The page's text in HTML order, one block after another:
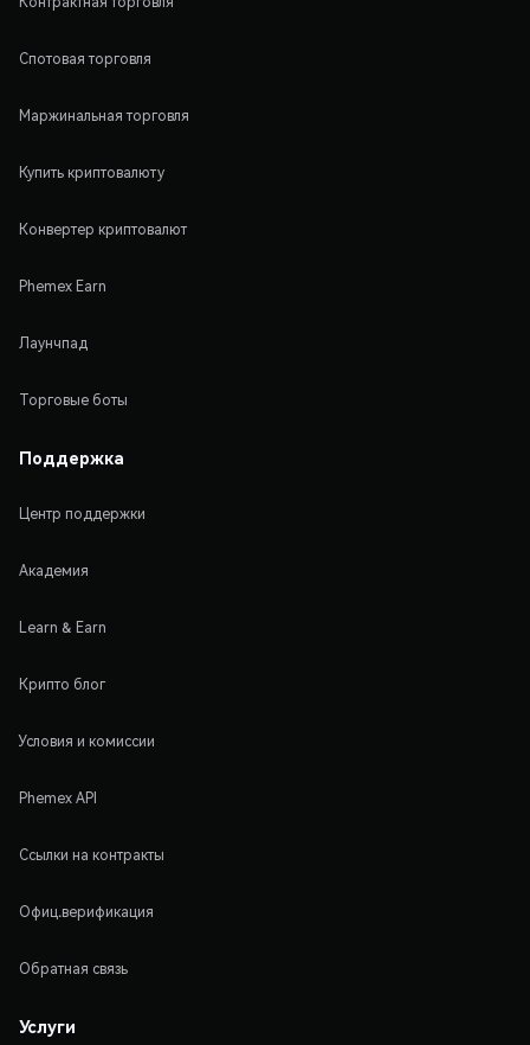
Спотовая торговля
Маржинальная торговля
Купить криптовалюту
Конвертер криптовалют
Phemex Earn
Лаунчпад
Торговые боты
Поддержка
Центр поддержки
Академия
Learn & Earn
Крипто блог
Условия и комиссии
Phemex API
Ссылки на контракты
Офиц.верификация
Обратная связь
Услуги